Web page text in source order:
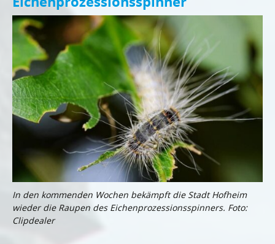
In den kommenden Wochen bekämpft die Stadt Hofheim
wieder die Raupen des Eichenprozessionsspinners. Foto:
Clipdealer